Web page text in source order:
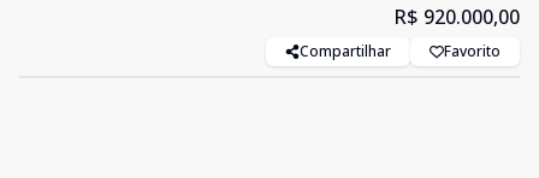
R$ 920.000,00
Compartilhar Favorito